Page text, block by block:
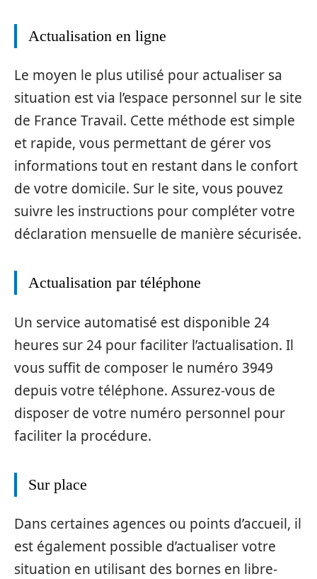
Actualisation en ligne
Le moyen le plus utilisé pour actualiser sa
situation est via l’espace personnel sur le site
de France Travail. Cette méthode est simple
et rapide, vous permettant de gérer vos
informations tout en restant dans le confort
de votre domicile. Sur le site, vous pouvez
suivre les instructions pour compléter votre
déclaration mensuelle de manière sécurisée.
Actualisation par téléphone
Un service automatisé est disponible 24
heures sur 24 pour faciliter l’actualisation. Il
vous suffit de composer le numéro 3949
depuis votre téléphone. Assurez-vous de
disposer de votre numéro personnel pour
faciliter la procédure.
Sur place
Dans certaines agences ou points d’accueil, il
est également possible d’actualiser votre
situation en utilisant des bornes en libre-